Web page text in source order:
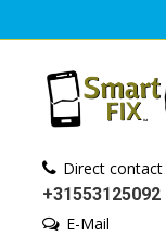
Direct contact
+31553125092
E-Mail